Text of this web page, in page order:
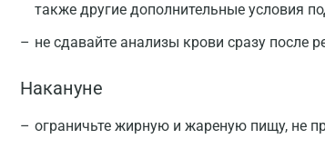
также другие дополнительные условия
не сдавайте анализы крови сразу после
Накануне
ограничьте жирную и жареную пищу, не